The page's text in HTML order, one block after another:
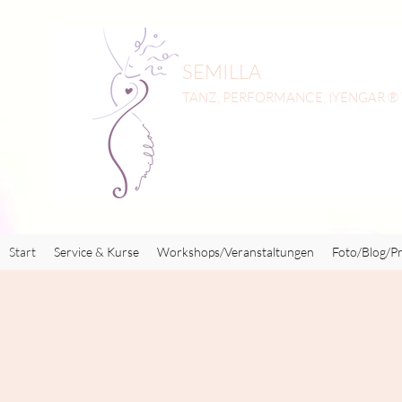
SEMILLA
TANZ, PERFORMANCE, IYENGAR ®
Start Service & Kurse Workshops/Veranstaltungen Foto/Blog/